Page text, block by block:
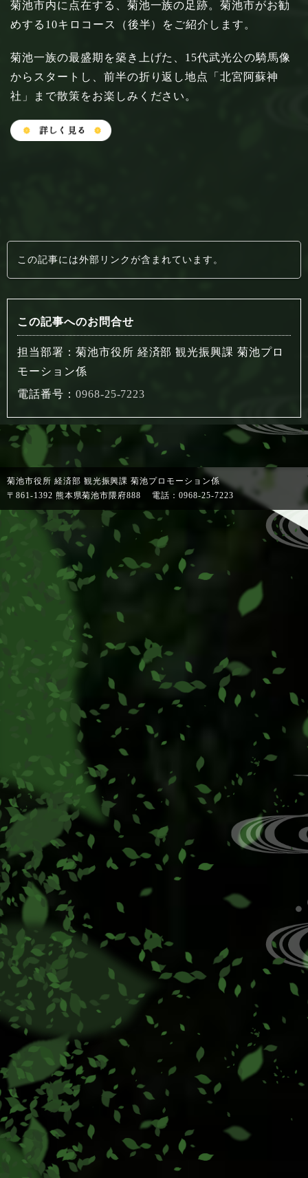
菊池市内に点在する、菊池一族の足跡。菊池市がお勧
めする10キロコース（後半）をご紹介します。
菊池一族の最盛期を築き上げた、15代武光公の騎馬像
からスタートし、前半の折り返し地点「北宮阿蘇神
社」まで散策をお楽しみください。
この記事には外部リンクが含まれています。
この記事へのお問合せ
担当部署：菊池市役所 経済部 観光振興課 菊池プロ
モーション係
電話番号： 0968-25-7223
菊池市役所 経済部 観光振興課 菊池プロモーション係
〒861-1392 熊本県菊池市隈府888
電話：0968-25-7223